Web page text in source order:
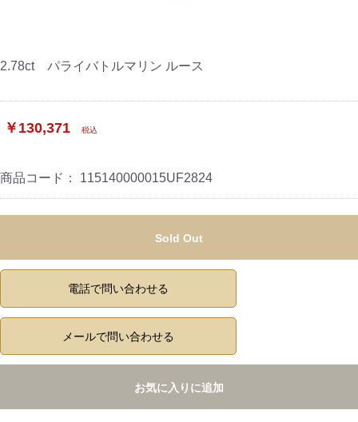
2.78ct パライバトルマリン ルース
￥130,371 税込
商品コード： 115140000015UF2824
Sold Out
電話で問い合わせる
メールで問い合わせる
お気に入りに追加